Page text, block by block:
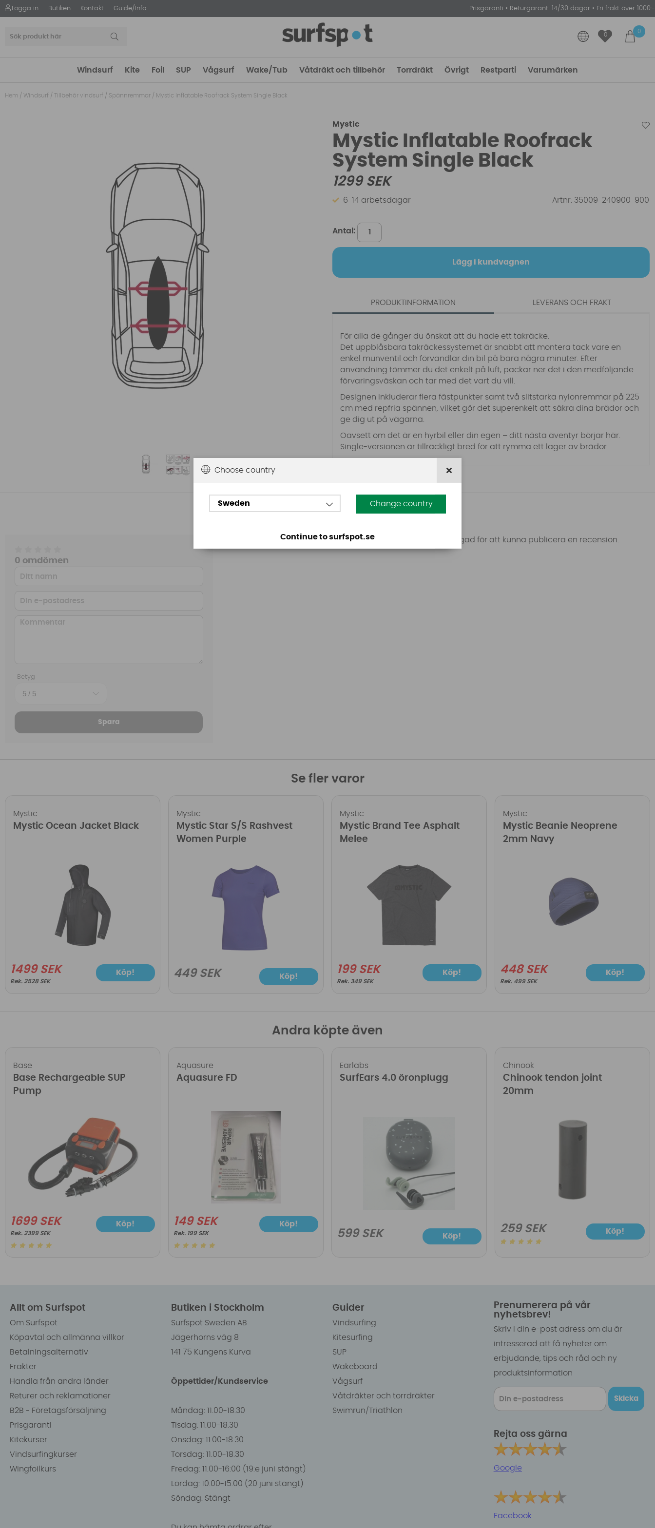
Logga in Butiken Kontakt Guide/Info Prisgaranti • Returgaranti 14/30 dagar • Fri frakt över 1000:-
0
0
Windsurf Kite Foil SUP Vågsurf Wake/Tub Våtdräkt och tillbehör Torrdräkt Övrigt Restparti Varumärken
Hem / Windsurf / Tillbehör vindsurf / Spännremmar / Mystic Inflatable Roofrack System Single Black
Mystic
Mystic Inflatable Roofrack
System Single Black
1299SEK
6-14 arbetsdagar Artnr: 35009-240900-900
Antal:
Lägg i kundvagnen
PRODUKTINFORMATION
För alla de gånger du önskat att du hade ett takräcke.
Det uppblåsbara takräckessystemet är snabbt att montera tack vare en
enkel munventil och förvandlar din bil på bara några minuter. Efter
användning tömmer du det enkelt på luft, packar ner det i den medföljande
förvaringsväskan och tar med det vart du vill.
Designen inkluderar flera fästpunkter samt två slitstarka nylonremmar på 225
cm med repfria spännen, vilket gör det superenkelt att säkra dina brädor och
ge dig ut på vägarna.
Oavsett om det är en hyrbil eller din egen – ditt nästa äventyr börjar här.
Single-versionen är tillräckligt bred för att rymma ett lager av brädor.
LEVERANS OCH FRAKT
Omdömen
0 omdömen
Betyg
Spara
Den här produkten har inga recensioner. Du måste vara inloggad för att kunna publicera en recension.
Se fler varor
Mystic
Mystic Ocean Jacket Black
1499 SEK
2528 SEK
Köp!
Mystic
Mystic Star S/S Rashvest
Women Purple
449 SEK Köp!
Mystic
Mystic Brand Tee Asphalt
Melee
199 SEK
349 SEK
Köp!
Mystic
Mystic Beanie Neoprene
2mm Navy
448 SEK
499 SEK
Köp!
Andra köpte även
Base
Base Rechargeable SUP
Pump
1699 SEK
2399 SEK
Köp!
Aquasure
Aquasure FD
149 SEK
199 SEK
Köp!
Earlabs
SurfEars 4.0 öronplugg
599 SEK Köp!
Chinook
Chinook tendon joint
20mm
259 SEK Köp!
Allt om Surfspot
Om Surfspot
Köpavtal och allmänna villkor
Betalningsalternativ
Frakter
Handla från andra länder
Returer och reklamationer
B2B - Företagsförsäljning
Prisgaranti
Kitekurser
Vindsurfingkurser
Wingfoilkurs
Butiken i Stockholm
Surfspot Sweden AB
Jägerhorns väg 8
141 75 Kungens Kurva
Öppettider/Kundservice
Måndag: 11.00-18.30
Tisdag: 11.00-18.30
Onsdag: 11.00-18.30
Torsdag: 11.00-18.30
Fredag: 11.00-16:00 (19:e juni stängt)
Lördag: 10.00-15.00 (20 juni stängt)
Söndag: Stängt
Guider
Vindsurfing
Kitesurfing
SUP
Wakeboard
Vågsurf
Våtdräkter och torrdräkter
Swimrun/Triathlon
Prenumerera på vår
nyhetsbrev!
Skriv i din e-post adress om du är
intresserad att få nyheter om
erbjudande, tips och råd och ny
produktsinformation
Skicka
Rejta oss gärna
Google
Facebook
Choose country
Sweden Change country
Continue to surfspot.se